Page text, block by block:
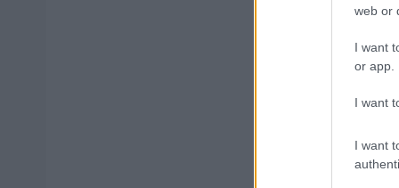
web or
I want
or app.
I want
I want
ΑΣΕΠ: Εξ
μέρες
Μάθε